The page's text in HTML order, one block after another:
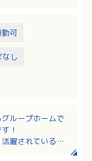
可
なし
ループホームで
！
躍されている法